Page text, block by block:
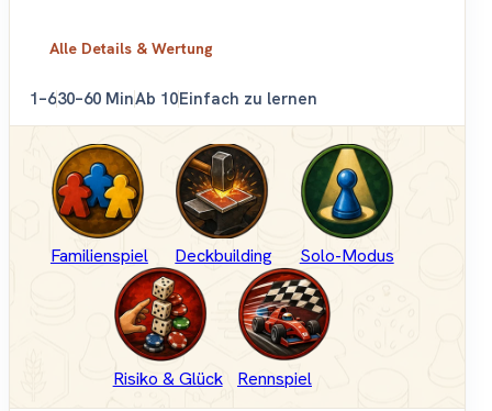
Alle Details & Wertung
1–630–60 MinAb 10Einfach zu lernen
Familienspiel Deckbuilding Solo-Modus
Risiko & Glück Rennspiel